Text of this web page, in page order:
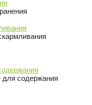
содержания